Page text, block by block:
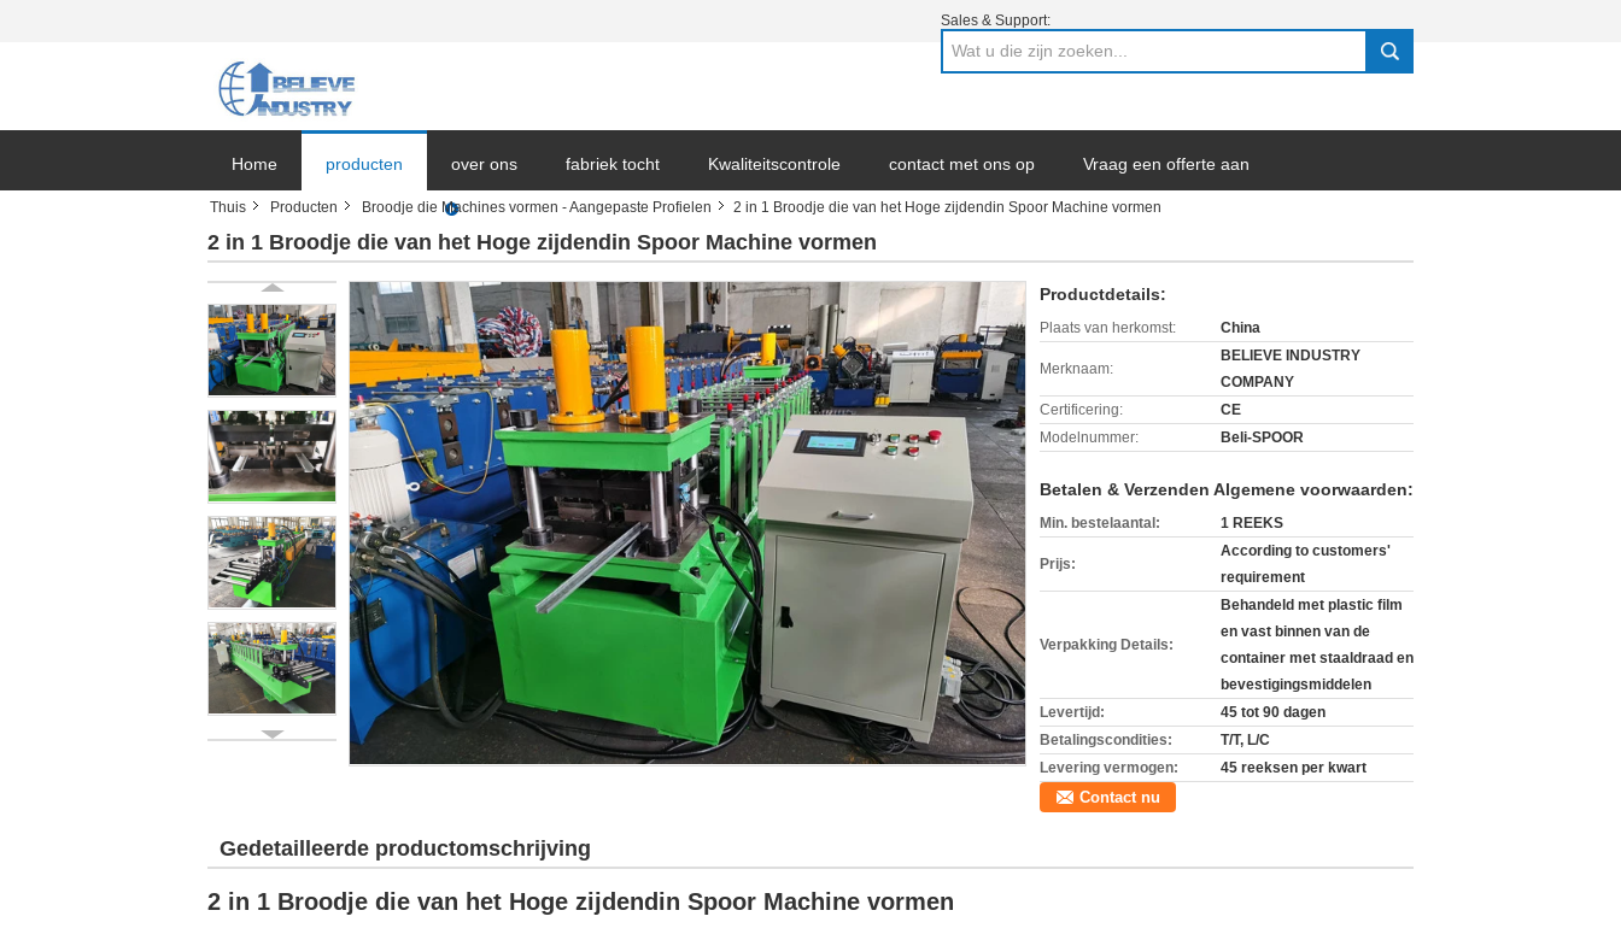
Sales & Support:
search
Home producten over ons fabriek tocht Kwaliteitscontrole contact met ons op Vraag een offerte aan
Bedrijfnieuws
Thuis Producten Broodje die Machines vormen - Aangepaste Profielen 2 in 1 Broodje die van het Hoge zijdendin Spoor Machine vormen
2 in 1 Broodje die van het Hoge zijdendin Spoor Machine vormen
Productdetails:
Plaats van herkomst: China
Merknaam:
BELIEVE INDUSTRY
COMPANY
Certificering:
CE
Modelnummer:
Beli-SPOOR
Betalen & Verzenden Algemene voorwaarden:
Min. bestelaantal: 1 REEKS
Prijs:
According to customers'
requirement
Verpakking Details:
Behandeld met plastic film
en vast binnen van de
container met staaldraad en
bevestigingsmiddelen
Levertijd:
45 tot 90 dagen
Betalingscondities:
T/T, L/C
Levering vermogen:
45 reeksen per kwart
Contact nu
Gedetailleerde productomschrijving
2 in 1 Broodje die van het Hoge zijdendin Spoor Machine vormen